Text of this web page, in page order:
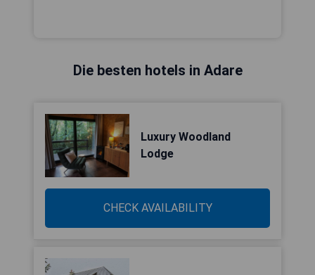
Die besten hotels in Adare
Luxury Woodland
Lodge
CHECK AVAILABILITY